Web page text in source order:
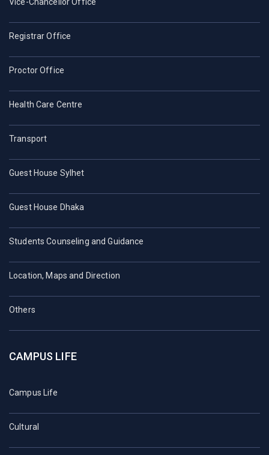
Registrar Office
Proctor Office
Health Care Centre
Transport
Guest House Sylhet
Guest House Dhaka
Students Counseling and Guidance
Location, Maps and Direction
Others
CAMPUS LIFE
Campus Life
Cultural